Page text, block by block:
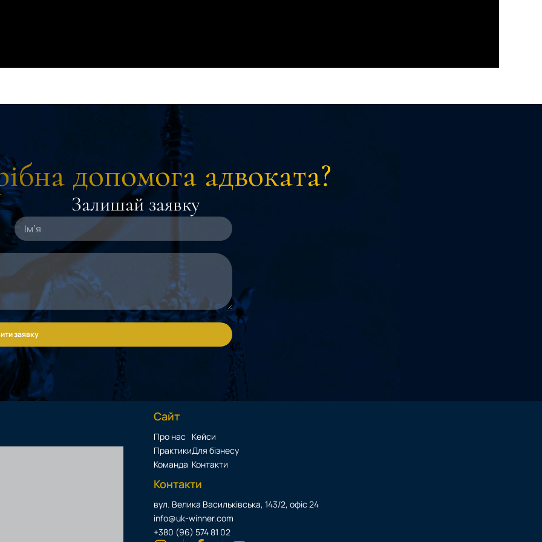
допомога адвоката?
Залишай заявку
заявку
Сайт
Про нас
Практики
Команда
Кейси
Для бізнесу
Контакти
Контакти
вул. Велика Васильківська, 143/2, офіс 24
info@uk-winner.com
+380 (96) 574 81 02